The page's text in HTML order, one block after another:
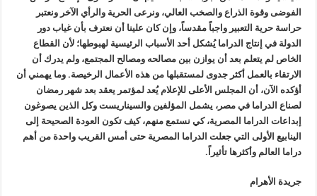
الفوضى وقوة الذراع والصخب العالي، ونرعى الحرية والرأي الآخر ونعتبر
حراسة حرية التعبير واجباً مقدساً، وإن كان علينا أن نعترف بأن غياب دور
الدولة في إنتاج الدراما يُشكل أحد الأسباب الرئيسية لهبوطها؛ لأن القطاع
الخاص لم يتعلم بعد أن يوازن بين مصالحه ومصالح المجتمع، ولم يدرك أن
الارتقاء بالعمل أكثر جدوى لمستقبلها من هذه الأعمال الرخيصة. وما يهمني أن
أؤكده الآن، أن المجلس الأعلى للإعلام يُعد لمؤتمر يعقد بعد شهر رمضان
لصناع الدراما في مصر، يشمل المؤلفين والسيناريست وكل الذين يصوغون
إبداعات الدراما المصرية، كي نستمع منهم، كيف تكون العودة الصحيحة إلى
الينابيع الأولى التي جعلت الدراما المصرية حتى أمس القريب واحدة من أهم
دراما العالم وأكثرها تأثيراً.
جريدة الأهرام